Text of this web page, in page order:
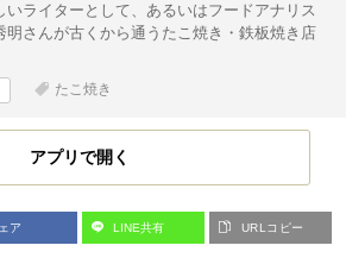
いライターとして、あるいはフードアナリス
明さんが古くから通うたこ焼き・鉄板焼き店
たこ焼き
アプリで開く
ア LINE共有 URLコピー